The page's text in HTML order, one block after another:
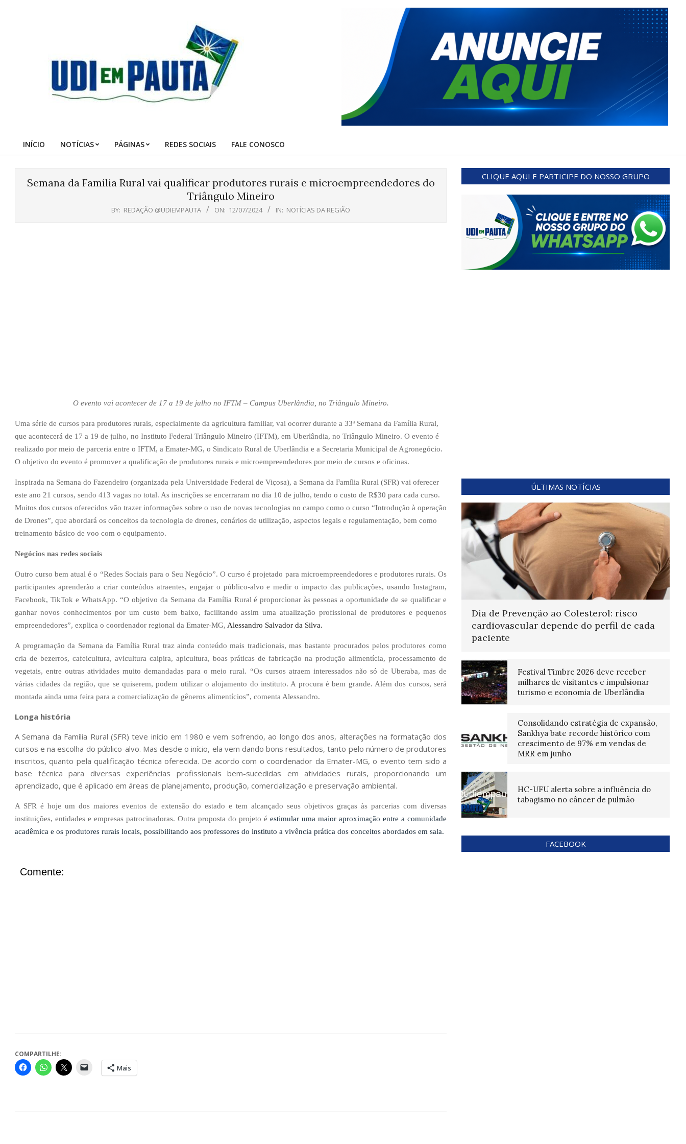
Pauta
Primary
INÍCIO NOTÍCIAS PÁGINAS REDES SOCIAIS FALE CONOSCO
Semana da Família Rural vai qualificar produtores rurais e microempreendedores do
Triângulo Mineiro
BY: REDAÇÃO @UDIEMPAUTA ON: 12/07/2024 IN: NOTÍCIAS DA REGIÃO
O evento vai acontecer de 17 a 19 de julho no IFTM – Campus Uberlândia, no Triângulo Mineiro.
Uma série de cursos para produtores rurais, especialmente da agricultura familiar, vai ocorrer durante a 33ª Semana da Família Rural,
que acontecerá de 17 a 19 de julho, no Instituto Federal Triângulo Mineiro (IFTM), em Uberlândia, no Triângulo Mineiro. O evento é
realizado por meio de parceria entre o IFTM, a Emater-MG, o Sindicato Rural de Uberlândia e a Secretaria Municipal de Agronegócio.
O objetivo do evento é promover a qualificação de produtores rurais e microempreendedores por meio de cursos e oficinas.
Inspirada na Semana do Fazendeiro (organizada pela Universidade Federal de Viçosa), a Semana da Família Rural (SFR) vai oferecer
este ano 21 cursos, sendo 413 vagas no total. As inscrições se encerraram no dia 10 de julho, tendo o custo de R$30 para cada curso.
Muitos dos cursos oferecidos vão trazer informações sobre o uso de novas tecnologias no campo como o curso “Introdução à operação
de Drones”, que abordará os conceitos da tecnologia de drones, cenários de utilização, aspectos legais e regulamentação, bem como
treinamento básico de voo com o equipamento.
Negócios nas redes sociais
Outro curso bem atual é o “Redes Sociais para o Seu Negócio”. O curso é projetado para microempreendedores e produtores rurais. Os
participantes aprenderão a criar conteúdos atraentes, engajar o público-alvo e medir o impacto das publicações, usando Instagram,
Facebook, TikTok e WhatsApp. “O objetivo da Semana da Família Rural é proporcionar às pessoas a oportunidade de se qualificar e
ganhar novos conhecimentos por um custo bem baixo, facilitando assim uma atualização profissional de produtores e pequenos
empreendedores”, explica o coordenador regional da Emater-MG, Alessandro Salvador da Silva.
A programação da Semana da Família Rural traz ainda conteúdo mais tradicionais, mas bastante procurados pelos produtores como
cria de bezerros, cafeicultura, avicultura caipira, apicultura, boas práticas de fabricação na produção alimentícia, processamento de
vegetais, entre outras atividades muito demandadas para o meio rural. “Os cursos atraem interessados não só de Uberaba, mas de
várias cidades da região, que se quiserem, podem utilizar o alojamento do instituto. A procura é bem grande. Além dos cursos, será
montada ainda uma feira para a comercialização de gêneros alimentícios”, comenta Alessandro.
Longa história
A Semana da Família Rural (SFR) teve início em 1980 e vem sofrendo, ao longo dos anos, alterações na formatação dos
cursos e na escolha do público-alvo. Mas desde o início, ela vem dando bons resultados, tanto pelo número de produtores
inscritos, quanto pela qualificação técnica oferecida. De acordo com o coordenador da Emater-MG, o evento tem sido a
base técnica para diversas experiências profissionais bem-sucedidas em atividades rurais, proporcionando um
aprendizado, que é aplicado em áreas de planejamento, produção, comercialização e preservação ambiental.
A SFR é hoje um dos maiores eventos de extensão do estado e tem alcançado seus objetivos graças às parcerias com diversas
instituições, entidades e empresas patrocinadoras. Outra proposta do projeto é estimular uma maior aproximação entre a comunidade
acadêmica e os produtores rurais locais, possibilitando aos professores do instituto a vivência prática dos conceitos abordados em sala.
Comente:
COMPARTILHE:
Mais
CLIQUE AQUI E PARTICIPE DO NOSSO GRUPO
ÚLTIMAS NOTÍCIAS
Dia de Prevenção ao Colesterol: risco
cardiovascular depende do perfil de cada
paciente
Festival Timbre 2026 deve receber
milhares de visitantes e impulsionar
turismo e economia de Uberlândia
Consolidando estratégia de expansão,
Sankhya bate recorde histórico com
crescimento de 97% em vendas de
MRR em junho
HC-UFU alerta sobre a influência do
tabagismo no câncer de pulmão
FACEBOOK